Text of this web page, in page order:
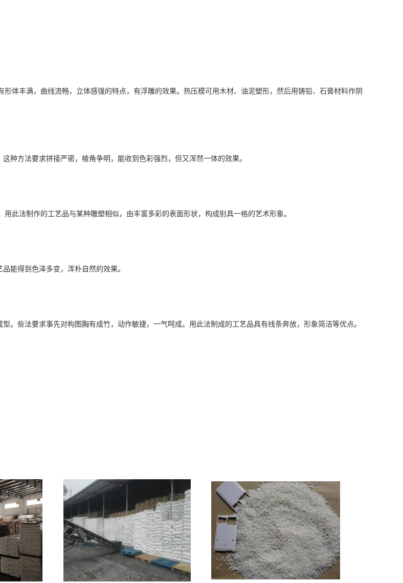
形体丰满，曲线流畅，立体感强的特点，有浮雕的效果。热压模可用木材、油泥塑形，然后用铸铅、石膏材料作阴
种方法要求拼接严密，棱角争明，能收到色彩强烈，但又浑然一体的效果。
用此法制作的工艺品与某种雕塑相似，由丰富多彩的表面形状，构成别具一格的艺术形象。
能得到色泽多变，浑朴自然的效果。
。些法要求事先对构图胸有成竹，动作敏捷，一气呵成。用此法制成的工艺品具有线条奔放，形象简洁等优点。